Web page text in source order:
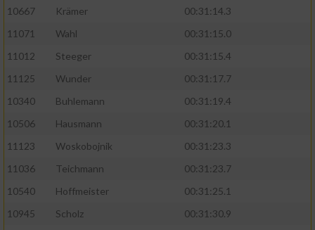
10667
Krämer
00:31:14.3
11071
Wahl
00:31:15.0
11012
Steeger
00:31:15.4
11125
Wunder
00:31:17.7
10340
Buhlemann
00:31:19.4
10506
Hausmann
00:31:20.1
11123
Woskobojnik
00:31:23.3
11036
Teichmann
00:31:23.7
10540
Hoffmeister
00:31:25.1
10945
Scholz
00:31:30.9